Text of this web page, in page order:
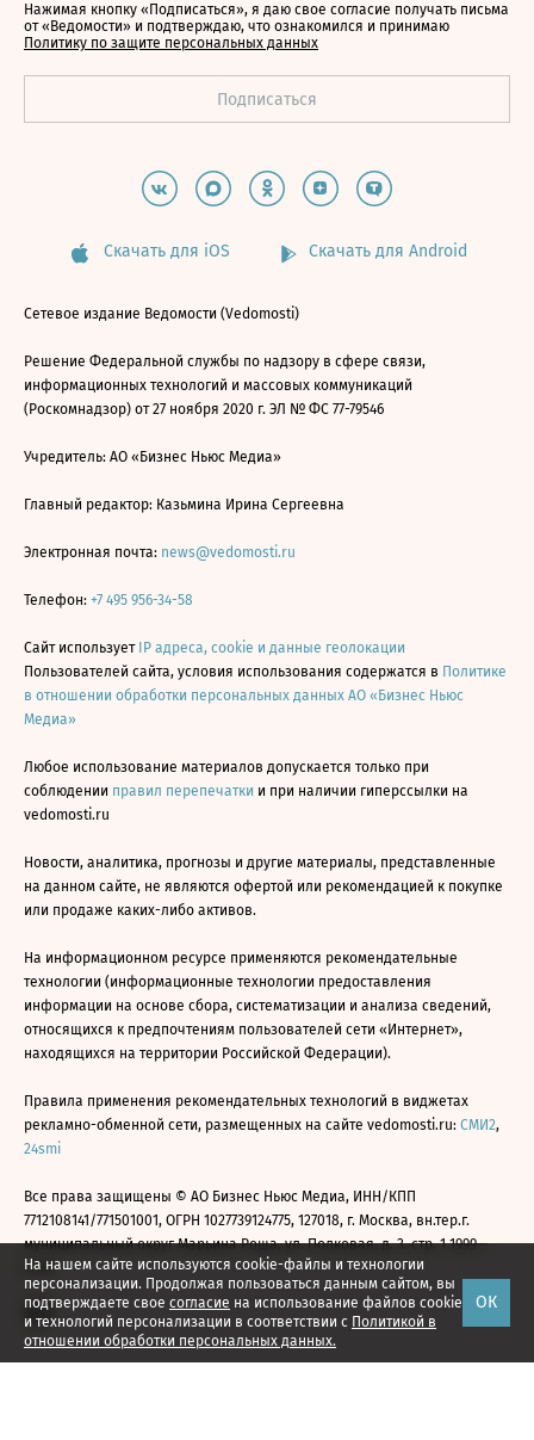
На нашем сайте используются cookie-файлы и технологии
персонализации. Продолжая пользоваться данным сайтом, вы
подтверждаете свое согласие на использование файлов cookie
и технологий персонализации в соответствии с Политикой в
отношении обработки персональных данных.
ОК
Нажимая кнопку «Подписаться», я даю свое согласие получать письма
от «Ведомости» и подтверждаю, что ознакомился и принимаю
Политику по защите персональных данных
Скачать для iOS Скачать для Android
Сетевое издание Ведомости (Vedomosti)
Решение Федеральной службы по надзору в сфере связи,
информационных технологий и массовых коммуникаций
(Роскомнадзор) от 27 ноября 2020 г. ЭЛ № ФС 77-79546
Учредитель: АО «Бизнес Ньюс Медиа»
Главный редактор: Казьмина Ирина Сергеевна
Электронная почта: news@vedomosti.ru
Телефон: +7 495 956-34-58
Сайт использует IP адреса, cookie и данные геолокации
Пользователей сайта, условия использования содержатся в Политике
в отношении обработки персональных данных АО «Бизнес Ньюс
Медиа»
Любое использование материалов допускается только при
соблюдении правил перепечатки и при наличии гиперссылки на
vedomosti.ru
Новости, аналитика, прогнозы и другие материалы, представленные
на данном сайте, не являются офертой или рекомендацией к покупке
или продаже каких-либо активов.
На информационном ресурсе применяются рекомендательные
технологии (информационные технологии предоставления
информации на основе сбора, систематизации и анализа сведений,
относящихся к предпочтениям пользователей сети «Интернет»,
находящихся на территории Российской Федерации).
Правила применения рекомендательных технологий в виджетах
рекламно-обменной сети, размещенных на сайте vedomosti.ru: СМИ2,
24smi
Все права защищены © АО Бизнес Ньюс Медиа, ИНН/КПП
7712108141/771501001, ОГРН 1027739124775, 127018, г. Москва, вн.тер.г.
муниципальный округ Марьина Роща, ул. Полковая, д. 3, стр. 1 1999—
2026